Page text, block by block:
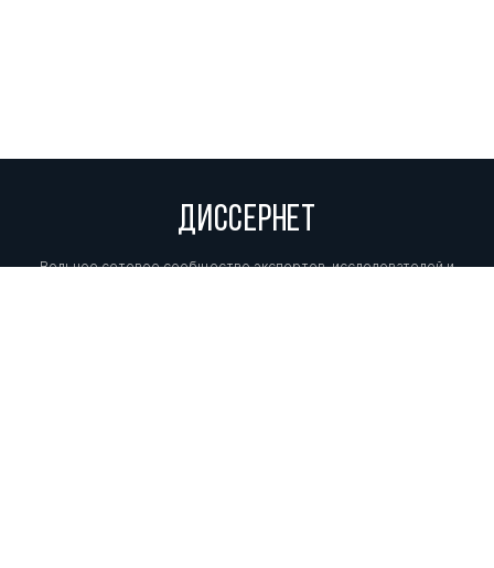
ДИССЕРНЕТ
Вольное сетевое сообщество экспертов, исследователей и